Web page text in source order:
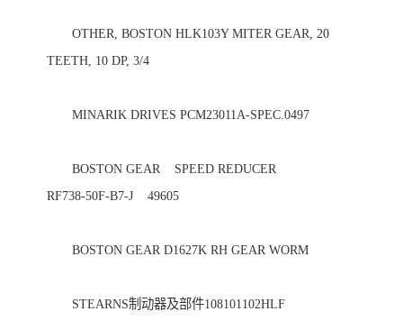
OTHER, BOSTON HLK103Y MITER GEAR, 20
TEETH, 10 DP, 3/4
MINARIK DRIVES PCM23011A-SPEC.0497
BOSTON GEAR    SPEED REDUCER
RF738-50F-B7-J    49605
BOSTON GEAR D1627K RH GEAR WORM
STEARNS制动器及部件108101102HLF